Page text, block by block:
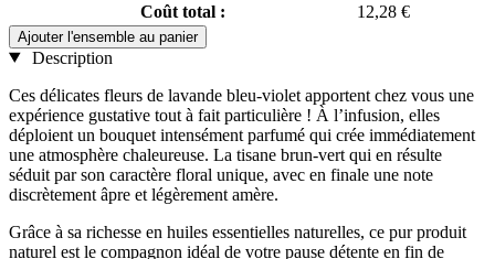
Coût total :
12,28 €
Ajouter l'ensemble au panier
Description
Ces délicates fleurs de lavande bleu-violet apportent chez vous une
expérience gustative tout à fait particulière ! À l’infusion, elles
déploient un bouquet intensément parfumé qui crée immédiatement
une atmosphère chaleureuse. La tisane brun-vert qui en résulte
séduit par son caractère floral unique, avec en finale une note
discrètement âpre et légèrement amère.
Grâce à sa richesse en huiles essentielles naturelles, ce pur produit
naturel est le compagnon idéal de votre pause détente en fin de